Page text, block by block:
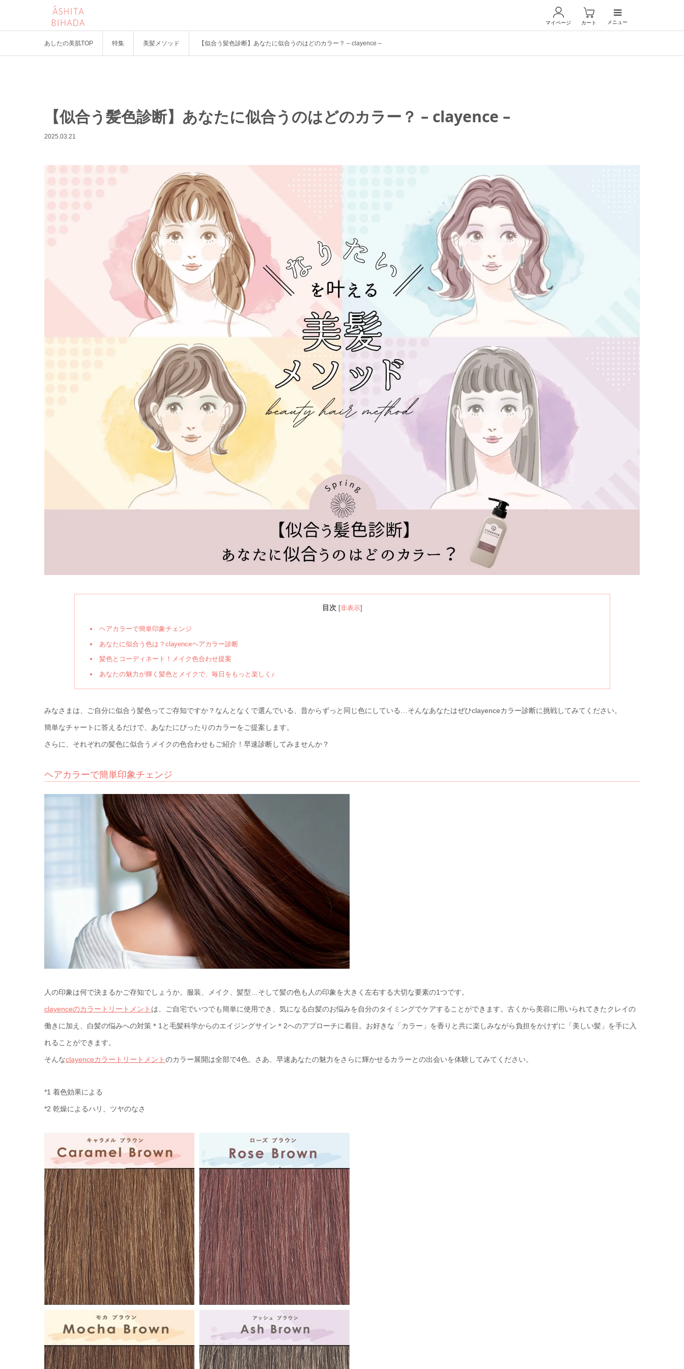
マイページ カート メニュー
あしたの美肌TOP 特集 美髪メソッド 【似合う髪色診断】あなたに似合うのはどのカラー？ – clayence –
【似合う髪色診断】あなたに似合うのはどのカラー？ – clayence –
2025.03.21
目次 [非表示]
ヘアカラーで簡単印象チェンジ
あなたに似合う色は？clayenceヘアカラー診断
髪色とコーディネート！メイク色合わせ提案
あなたの魅力が輝く髪色とメイクで、毎日をもっと楽しく♪
みなさまは、ご自分に似合う髪色ってご存知ですか？なんとなくで選んでいる、昔からずっと同じ色にしている…そんなあなたはぜひclayenceカラー診断に挑戦してみてください。
簡単なチャートに答えるだけで、あなたにぴったりのカラーをご提案します。
さらに、それぞれの髪色に似合うメイクの色合わせもご紹介！早速診断してみませんか？
ヘアカラーで簡単印象チェンジ
人の印象は何で決まるかご存知でしょうか。服装、メイク、髪型…そして髪の色も人の印象を大きく左右する大切な要素の1つです。
clayenceのカラートリートメント は、ご自宅でいつでも簡単に使用でき、気になる白髪のお悩みを自分のタイミングでケアすることができます。古くから美容に用いられてきたクレイの
働きに加え、白髪の悩みへの対策＊1と毛髪科学からのエイジングサイン＊2へのアプローチに着目。お好きな「カラー」を香りと共に楽しみながら負担をかけずに「美しい髪」を手に入
れることができます。
そんなclayenceカラートリートメントのカラー展開は全部で4色。さあ、早速あなたの魅力をさらに輝かせるカラーとの出会いを体験してみてください。
*1 着色効果による
*2 乾燥によるハリ、ツヤのなさ